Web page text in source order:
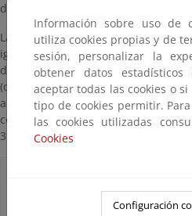
del Real Decreto-Ley 11/1995).
Las información incluye las
iguales a 2.000 habitantes
depuradoras de aguas
(cuyos datos están vigentes y
acuerdo al último informe de
contiene el estado de avance de
31/12/2014.
Información sobre uso de
utiliza cookies propias y de
sesión, personalizar la
obtener datos estadísticos
aceptar todas las cookies o
tipo de cookies permitir.
las cookies utilizadas
Cookies
Configuración